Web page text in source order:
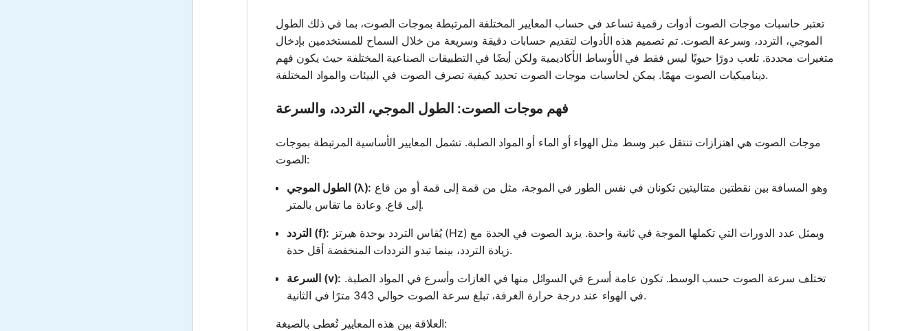
تعتبر حاسبات موجات الصوت أدوات رقمية تساعد في حساب المعايير المختلفة المرتبطة بموجات الصوت، بما في ذلك الطول
الموجي، التردد، وسرعة الصوت. تم تصميم هذه الأدوات لتقديم حسابات دقيقة وسريعة من خلال السماح للمستخدمين بإدخال
متغيرات محددة. تلعب دورًا حيويًا ليس فقط في الأوساط الأكاديمية ولكن أيضًا في التطبيقات الصناعية المختلفة حيث يكون فهم
ديناميكيات الصوت مهمًا. يمكن لحاسبات موجات الصوت تحديد كيفية تصرف الصوت في البيئات والمواد المختلفة.
فهم موجات الصوت: الطول الموجي، التردد، والسرعة
موجات الصوت هي اهتزازات تنتقل عبر وسط مثل الهواء أو الماء أو المواد الصلبة. تشمل المعايير الأساسية المرتبطة بموجات
الصوت:
الطول الموجي (λ):
إلى قاع. وعادة ما تقاس بالمتر.
التردد (f):
زيادة التردد، بينما تبدو الترددات المنخفضة أقل حدة.
السرعة (v):
في الهواء عند درجة حرارة الغرفة، تبلغ سرعة الصوت حوالي 343 مترًا في الثانية.
العلاقة بين هذه المعايير تُعطى بالصيغة: